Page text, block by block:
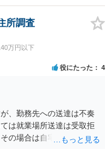
うであれば時間の浪費
りますし、支払督促及び
轄裁判所になるため（特
場合があるからです。相
ればよいと思います。 な
の目処も立たずで精神的
所調査
万円以下
役にたった 4
、勤務先への送達は不奏
は就業場所送達は受取拒
の場合は自宅の住所調査